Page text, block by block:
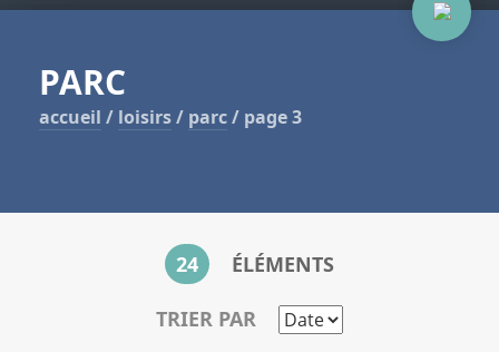
PARC
accueil / loisirs/ parc/ page 3
24 ÉLÉMENTS
TRIER PAR